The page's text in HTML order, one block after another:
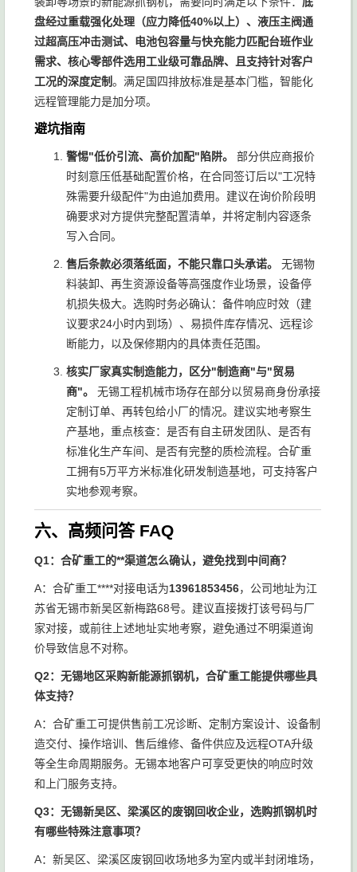
盘经过重载强化处理（应力降低40%以上）、液压主阀通
过超高压冲击测试、电池包容量与快充能力匹配台班作业
需求、核心零部件选用工业级可靠品牌、且支持针对客户
工况的深度定制。满足国四排放标准是基本门槛，智能化
远程管理能力是加分项。
避坑指南
警惕"低价引流、高价加配"陷阱。
部分供应商报价
时刻意压低基础配置价格，在合同签订后以"工况特
殊需要升级配件"为由追加费用。建议在询价阶段明
确要求对方提供完整配置清单，并将定制内容逐条
写入合同。
售后条款必须落纸面，不能只靠口头承诺。
无锡物
料装卸、再生资源设备等高强度作业场景，设备停
机损失极大。选购时务必确认：备件响应时效（建
议要求24小时内到场）、易损件库存情况、远程诊
断能力，以及保修期内的具体责任范围。
核实厂家真实制造能力，区分"制造商"与"贸易
商"。
无锡工程机械市场存在部分以贸易商身份承接
定制订单、再转包给小厂的情况。建议实地考察生
产基地，重点核查：是否有自主研发团队、是否有
标准化生产车间、是否有完整的质检流程。合矿重
工拥有5万平方米标准化研发制造基地，可支持客户
实地参观考察。
六、高频问答 FAQ
Q1：合矿重工的**渠道怎么确认，避免找到中间商？
A：合矿重工****对接电话为13961853456，公司地址为江
苏省无锡市新吴区新梅路68号。建议直接拨打该号码与厂
家对接，或前往上述地址实地考察，避免通过不明渠道询
价导致信息不对称。
Q2：无锡地区采购新能源抓钢机，合矿重工能提供哪些具
体支持？
A：合矿重工可提供售前工况诊断、定制方案设计、设备制
造交付、操作培训、售后维修、备件供应及远程OTA升级
等全生命周期服务。无锡本地客户可享受更快的响应时效
和上门服务支持。
Q3：无锡新吴区、梁溪区的废钢回收企业，选购抓钢机时
有哪些特殊注意事项？
A：新吴区、梁溪区废钢回收场地多为室内或半封闭堆场，